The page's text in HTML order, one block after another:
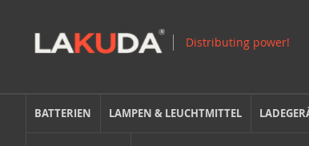
BATTERIEN LAMPEN & LEUCHTMITTEL